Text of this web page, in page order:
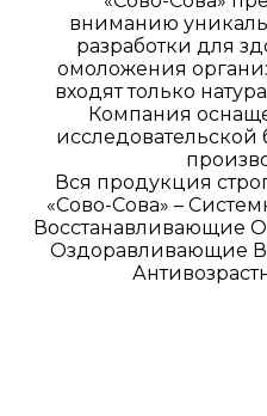
вниманию
разработки для
омоложения
входят только
Компания
исследовательской
Вся продукция
«Сово-Сова» –
Восстанавливающие
Оздоравливающие